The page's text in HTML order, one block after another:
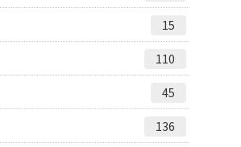
15
110
45
136